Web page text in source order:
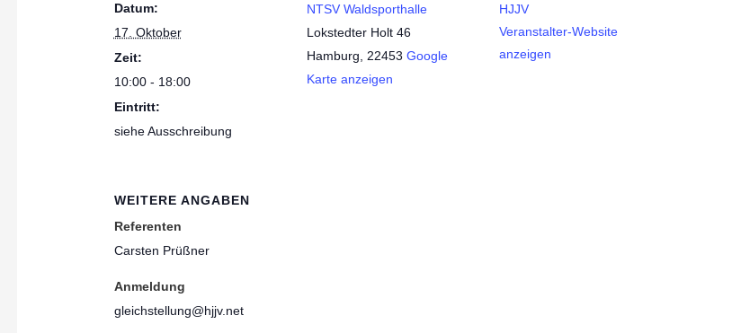
Datum:
17. Oktober
Zeit:
10:00 - 18:00
Eintritt:
siehe Ausschreibung
NTSV Waldsporthalle
Lokstedter Holt 46
Hamburg
22453 Google
Karte anzeigen
HJJV
Veranstalter-Website
anzeigen
WEITERE ANGABEN
Referenten
Carsten Prüßner
Anmeldung
gleichstellung@hjjv.net